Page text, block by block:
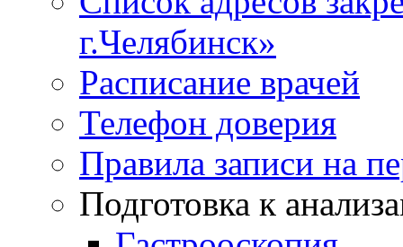
г.Челябинск»
Расписание врачей
Телефон доверия
Правила записи на
Подготовка к